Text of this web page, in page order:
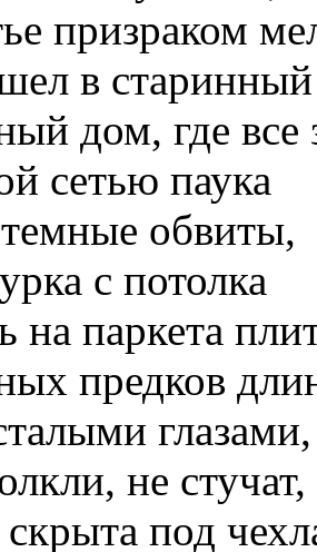
призраком
в
дом, где все
сетью паука
обвиты,
с потолка
на паркета
предков
глазами,
не стучат,
под